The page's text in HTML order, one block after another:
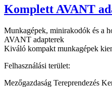
Komplett AVANT
Munkagépek, minirakodók és a
AVANT adapterek
Kiváló kompakt munkagépek
Felhasználási terület:
Mezőgazdaság Tereprendezés